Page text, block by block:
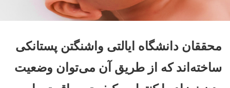
محققان دانشگاه ایالتی واشنگتن پستانکی
ساخته‌اند که از طریق آن می‌توان وضعیت